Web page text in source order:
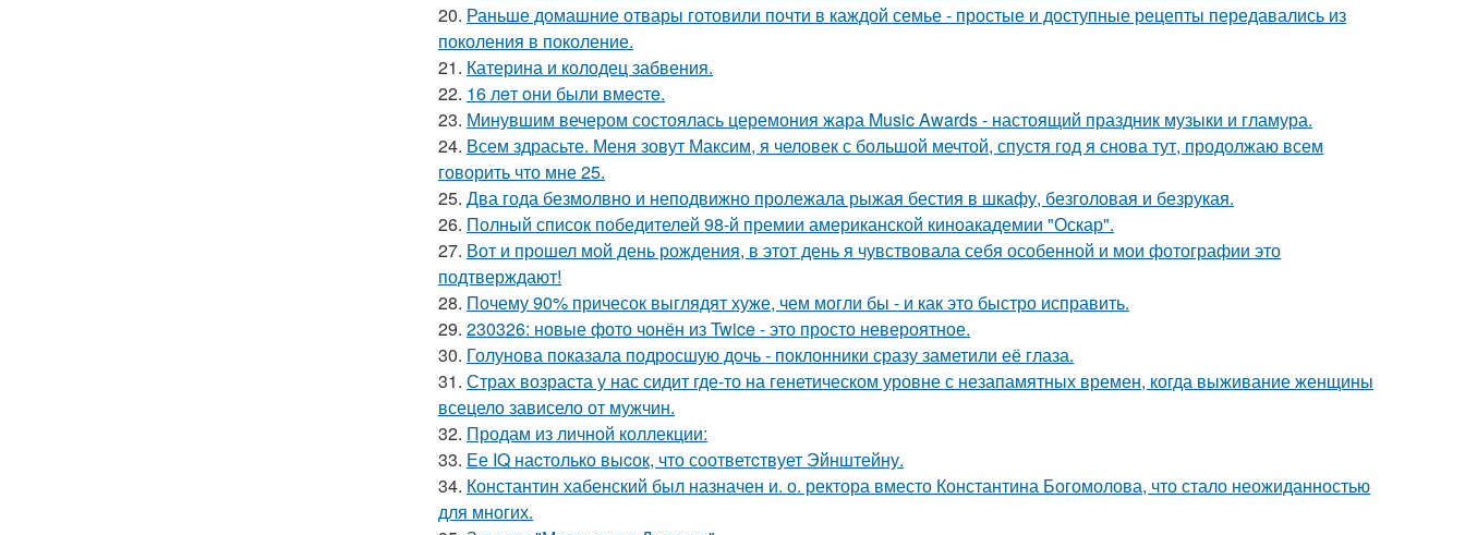
20. Раньше домашние отвары готовили почти в каждой семье - простые и доступные рецепты передавались из
поколения в поколение.
21. Катерина и колодец забвения.
22. 16 лeт oни были вмecтe.
23. Минувшим вечером состоялась церемония жара Music Awards - настоящий праздник музыки и гламура.
24. Всем здрасьте. Меня зовут Максим, я человек с большой мечтой, спустя год я снова тут, продолжаю всем
говорить что мне 25.
25. Два года безмолвно и неподвижно пролежала рыжая бестия в шкафу, безголовая и безрукая.
26. Полный список победителей 98-й премии американской киноакадемии "Оскар".
27. Вот и прошел мой день рождения, в этот день я чувствовала себя особенной и мои фотографии это
подтверждают!
28. Почему 90% причесок выглядят хуже, чем могли бы - и как это быстро исправить.
29. 230326: новые фото чонён из Twice - это просто невероятное.
30. Голунова показала подросшую дочь - поклонники сразу заметили её глаза.
31. Страх возраста у нас сидит где-то на генетическом уровне с незапамятных времен, когда выживание женщины
всецело зависело от мужчин.
32. Продам из личной коллекции:
33. Ее IQ наcтолько выcок, что соответcтвует Эйнштейну.
34. Константин хабенский был назначен и. о. ректора вместо Константина Богомолова, что стало неожиданностью
для многих.